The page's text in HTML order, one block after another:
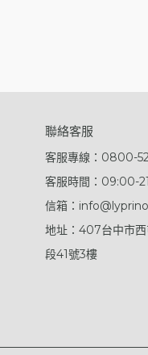
聯絡客服
客服專線：0800-
客服時間：09:00-
信箱：
地址：407台中市
段41號3樓